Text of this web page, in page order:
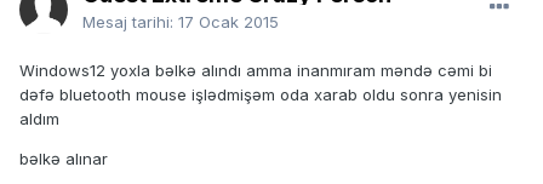
Mesaj tarihi: 17 Ocak 2015
Windows12 yoxla bəlkə alındı amma inanmıram məndə cəmi bi
dəfə bluetooth mouse işlədmişəm oda xarab oldu sonra yenisin
aldım
bəlkə alınar